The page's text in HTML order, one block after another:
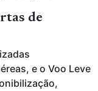
de
e o Voo Leve